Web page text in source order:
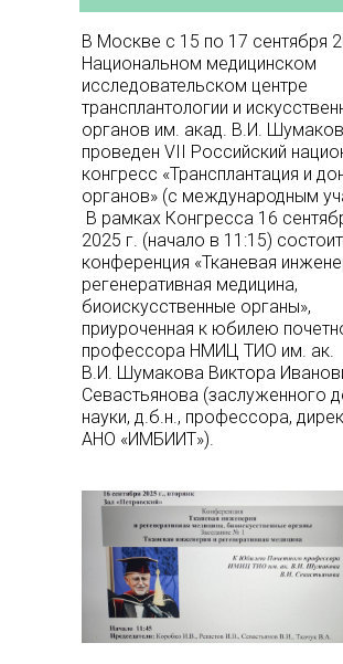
В Москве с 15 по 17 сентября
Национальном медицинском
исследовательском центре
трансплантологии и
органов им. акад. В.И.
проведен VII Российский
конгресс «Трансплантация и
органов» (с международным
В рамках Конгресса 16
2025 г. (начало в 11:15)
конференция «Тканевая
регенеративная медицина,
биоискусственные органы»,
приуроченная к юбилею
профессора НМИЦ ТИО им. ак.
В.И. Шумакова Виктора
Севастьянова (заслуженного
науки, д.б.н., профессора,
АНО «ИМБИИТ»).